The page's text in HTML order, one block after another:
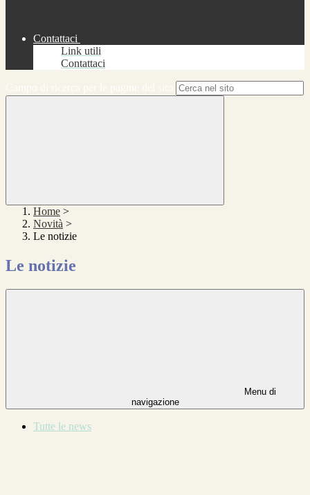
Contattaci
Link utili
Contattaci
Home >
Novità >
Le notizie
Le notizie
Menu di
navigazione
Tutte le news